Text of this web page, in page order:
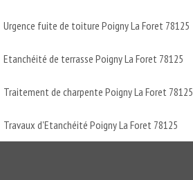
Urgence fuite de toiture Poigny La Foret 78125
Etanchéité de terrasse Poigny La Foret 78125
Traitement de charpente Poigny La Foret 78125
Travaux d'Etanchéité Poigny La Foret 78125